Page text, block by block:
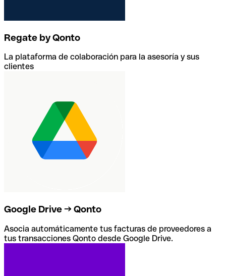
Regate by Qonto
La plataforma de colaboración para la asesoría y sus
clientes
Google Drive → Qonto
Asocia automáticamente tus facturas de proveedores a
tus transacciones Qonto desde Google Drive.